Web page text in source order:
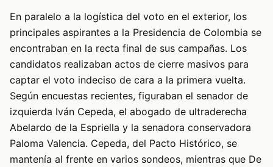
En paralelo a la logística del voto en el exterior, los
principales aspirantes a la Presidencia de Colombia se
encontraban en la recta final de sus campañas. Los
candidatos realizaban actos de cierre masivos para
captar el voto indeciso de cara a la primera vuelta.
Según encuestas recientes, figuraban el senador de
izquierda Iván Cepeda, el abogado de ultraderecha
Abelardo de la Espriella y la senadora conservadora
Paloma Valencia. Cepeda, del Pacto Histórico, se
mantenía al frente en varios sondeos, mientras que De